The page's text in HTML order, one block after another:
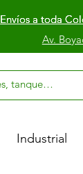
Envíos a toda
Envíos a toda
Envíos a toda
Av.
Industrial